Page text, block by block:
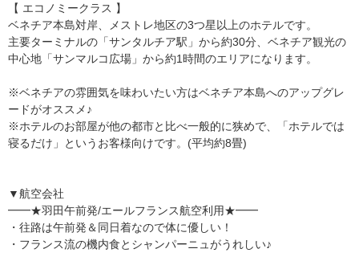
【 エコノミークラス 】
ベネチア本島対岸、メストレ地区の3つ星以上のホテルです。
主要ターミナルの「サンタルチア駅」から約30分、ベネチア観光の
中心地「サンマルコ広場」から約1時間のエリアになります。
※ベネチアの雰囲気を味わいたい方はベネチア本島へのアップグレ
ードがオススメ♪
※ホテルのお部屋が他の都市と比べ一般的に狭めで、「ホテルでは
寝るだけ」というお客様向けです。(平均約8畳)
▼航空会社
━━★羽田午前発/エールフランス航空利用★━━
・往路は午前発＆同日着なので体に優しい！
・フランス流の機内食とシャンパーニュがうれしい♪